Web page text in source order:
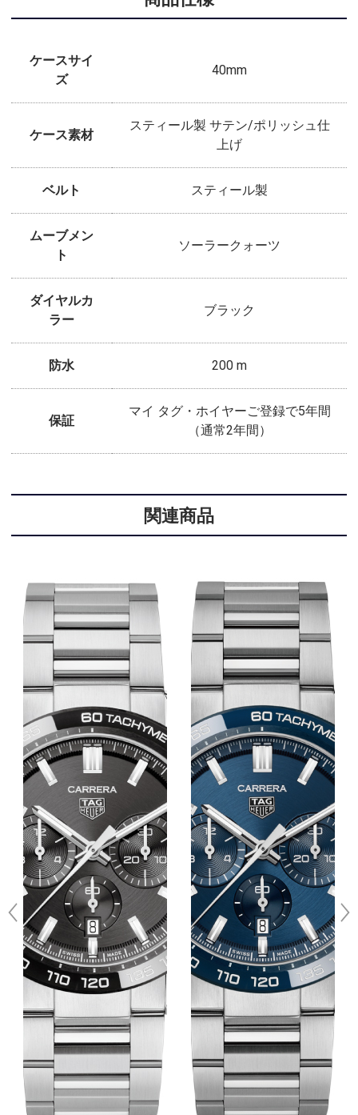
ケースサイ
ズ
40mm
ケース素材
スティール製 サテン/ポリッシュ仕
上げ
ベルト スティール製
ムーブメン
ト
ソーラークォーツ
ダイヤルカ
ラー
ブラック
防水 200 m
保証
マイ タグ・ホイヤーご登録で5年間
（通常2年間）
関連商品